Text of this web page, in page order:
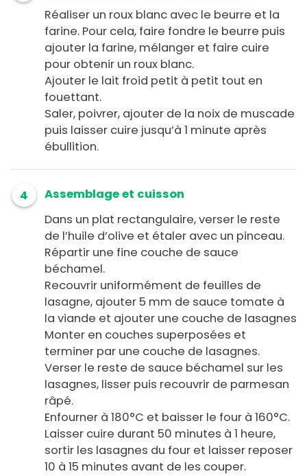
Réaliser un roux blanc avec le beurre et la
farine. Pour cela, faire fondre le beurre puis
ajouter la farine, mélanger et faire cuire
pour obtenir un roux blanc.
Ajouter le lait froid petit à petit tout en
fouettant.
Saler, poivrer, ajouter de la noix de muscade
puis laisser cuire jusqu’à 1 minute après
ébullition.
4
Assemblage et cuisson
Dans un plat rectangulaire, verser le reste
de l’huile d’olive et étaler avec un pinceau.
Répartir une fine couche de sauce
béchamel.
Recouvrir uniformément de feuilles de
lasagne, ajouter 5 mm de sauce tomate à
la viande et ajouter une couche de lasagnes
Monter en couches superposées et
terminer par une couche de lasagnes.
Verser le reste de sauce béchamel sur les
lasagnes, lisser puis recouvrir de parmesan
râpé.
Enfourner à 180°C et baisser le four à 160°C.
Laisser cuire durant 50 minutes à 1 heure,
sortir les lasagnes du four et laisser reposer
10 à 15 minutes avant de les couper.